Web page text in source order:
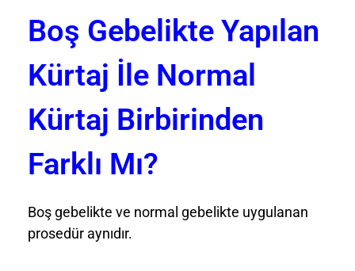
Boş Gebelikte Yapılan
Kürtaj İle Normal
Kürtaj Birbirinden
Farklı Mı?
Boş gebelikte ve normal gebelikte uygulanan
prosedür aynıdır.